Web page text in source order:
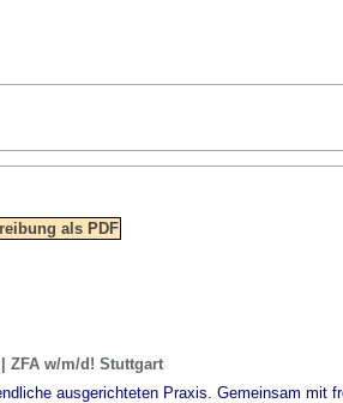
ZFA w/m/d! Stuttgart
ausgerichteten Praxis. Gemeinsam mit